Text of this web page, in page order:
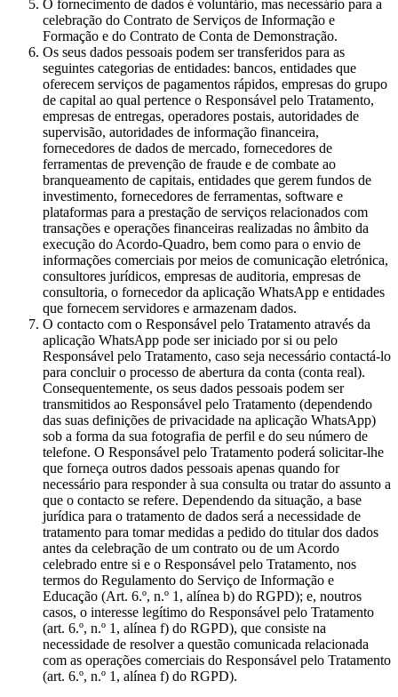
O fornecimento de dados é voluntário, mas necessário para a
celebração do Contrato de Serviços de Informação e
Formação e do Contrato de Conta de Demonstração.
Os seus dados pessoais podem ser transferidos para as
seguintes categorias de entidades: bancos, entidades que
oferecem serviços de pagamentos rápidos, empresas do grupo
de capital ao qual pertence o Responsável pelo Tratamento,
empresas de entregas, operadores postais, autoridades de
supervisão, autoridades de informação financeira,
fornecedores de dados de mercado, fornecedores de
ferramentas de prevenção de fraude e de combate ao
branqueamento de capitais, entidades que gerem fundos de
investimento, fornecedores de ferramentas, software e
plataformas para a prestação de serviços relacionados com
transações e operações financeiras realizadas no âmbito da
execução do Acordo-Quadro, bem como para o envio de
informações comerciais por meios de comunicação eletrónica,
consultores jurídicos, empresas de auditoria, empresas de
consultoria, o fornecedor da aplicação WhatsApp e entidades
que fornecem servidores e armazenam dados.
O contacto com o Responsável pelo Tratamento através da
aplicação WhatsApp pode ser iniciado por si ou pelo
Responsável pelo Tratamento, caso seja necessário contactá-lo
para concluir o processo de abertura da conta (conta real).
Consequentemente, os seus dados pessoais podem ser
transmitidos ao Responsável pelo Tratamento (dependendo
das suas definições de privacidade na aplicação WhatsApp)
sob a forma da sua fotografia de perfil e do seu número de
telefone. O Responsável pelo Tratamento poderá solicitar-lhe
que forneça outros dados pessoais apenas quando for
necessário para responder à sua consulta ou tratar do assunto a
que o contacto se refere. Dependendo da situação, a base
jurídica para o tratamento de dados será a necessidade de
tratamento para tomar medidas a pedido do titular dos dados
antes da celebração de um contrato ou de um Acordo
celebrado entre si e o Responsável pelo Tratamento, nos
termos do Regulamento do Serviço de Informação e
Educação (Art. 6.º, n.º 1, alínea b) do RGPD); e, noutros
casos, o interesse legítimo do Responsável pelo Tratamento
(art. 6.º, n.º 1, alínea f) do RGPD), que consiste na
necessidade de resolver a questão comunicada relacionada
com as operações comerciais do Responsável pelo Tratamento
(art. 6.º, n.º 1, alínea f) do RGPD).